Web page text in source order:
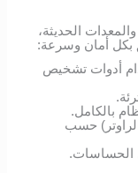
الحديثة،
بكل أمان وسرعة:
أدوات تشخيص
بالكامل.
حسب
الحساسات.